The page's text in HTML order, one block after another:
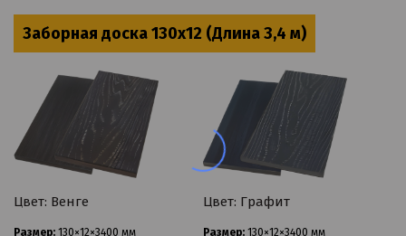
Заборная доска 130x12 (Длина 3,4 м)
Цвет: Венге
Размер: 130×12×3400 мм
Цвет: Графит
Размер: 130×12×3400 мм